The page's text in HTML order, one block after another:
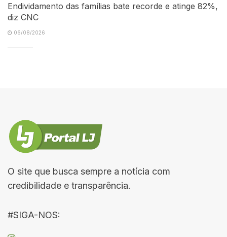
Endividamento das famílias bate recorde e atinge 82%,
diz CNC
06/08/2026
O site que busca sempre a notícia com
credibilidade e transparência.
#SIGA-NOS: